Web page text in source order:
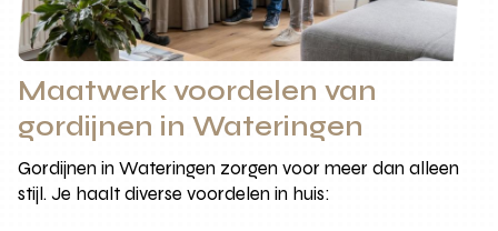
Maatwerk voordelen van
gordijnen in Wateringen
Gordijnen in Wateringen zorgen voor meer dan alleen
stijl. Je haalt diverse voordelen in huis: